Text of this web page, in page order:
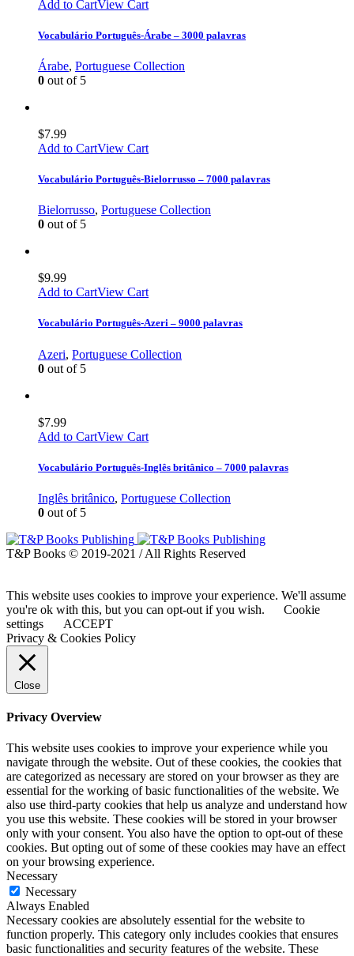
Add to CartView Cart
Vocabulário Português-Árabe – 3000 palavras
Árabe, Portuguese Collection
0 out of 5
$7.99
Add to CartView Cart
Vocabulário Português-Bielorrusso – 7000 palavras
Bielorrusso, Portuguese Collection
0 out of 5
$9.99
Add to CartView Cart
Vocabulário Português-Azeri – 9000 palavras
Azeri, Portuguese Collection
0 out of 5
$7.99
Add to CartView Cart
Vocabulário Português-Inglês britânico – 7000 palavras
Inglês britânico, Portuguese Collection
0 out of 5
T&P Books © 2019-2021 / All Rights Reserved
This website uses cookies to improve your experience. We'll assume
you're ok with this, but you can opt-out if you wish.
Cookie
settings
ACCEPT
Privacy & Cookies Policy
Close
Privacy Overview
This website uses cookies to improve your experience while you
navigate through the website. Out of these cookies, the cookies that
are categorized as necessary are stored on your browser as they are
essential for the working of basic functionalities of the website. We
also use third-party cookies that help us analyze and understand how
you use this website. These cookies will be stored in your browser
only with your consent. You also have the option to opt-out of these
cookies. But opting out of some of these cookies may have an effect
on your browsing experience.
Necessary
Necessary
Always Enabled
Necessary cookies are absolutely essential for the website to
function properly. This category only includes cookies that ensures
basic functionalities and security features of the website. These